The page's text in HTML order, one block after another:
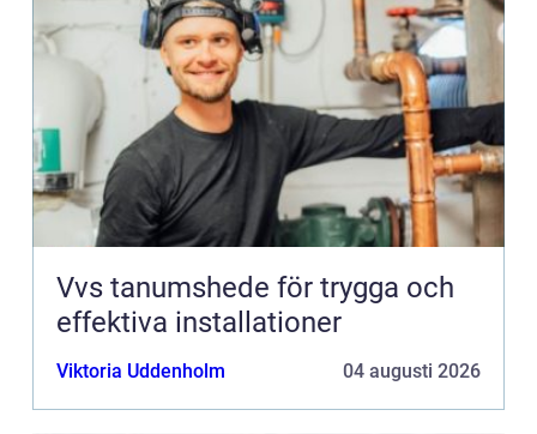
Vvs tanumshede för trygga och
effektiva installationer
Viktoria Uddenholm 04 augusti 2026